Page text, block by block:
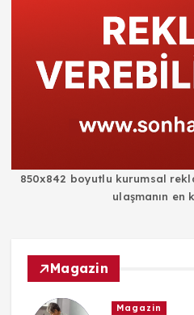
850x842 boyutlu kurumsal
ulaşmanın en
Magazin
Magazin